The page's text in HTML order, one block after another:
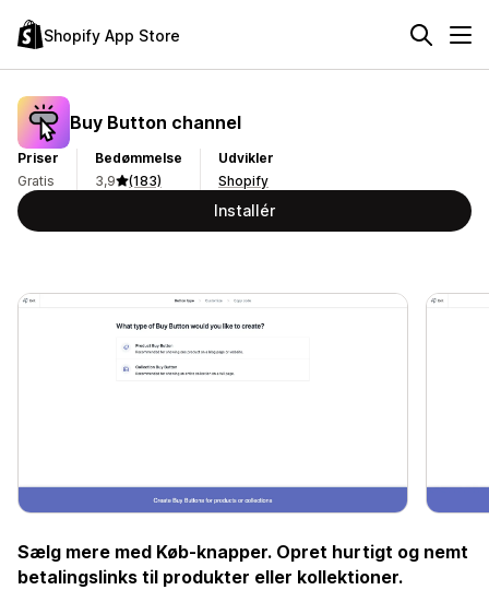
Shopify App Store
Buy Button channel
Priser
Gratis
Bedømmelse
3,9
(183)
Udvikler
Shopify
Installér
Sælg mere med Køb-knapper. Opret hurtigt og nemt
betalingslinks til produkter eller kollektioner.